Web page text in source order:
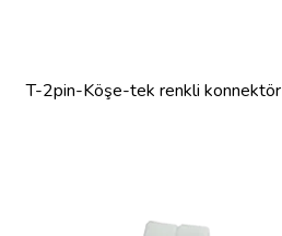
T-2pin-Köşe-tek renkli konnektör